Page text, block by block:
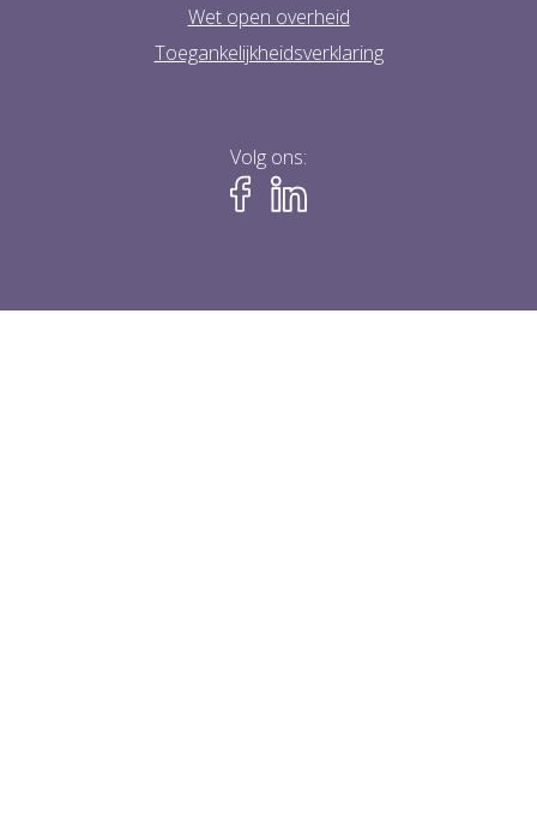
Wet open overheid
Toegankelijkheidsverklaring
Volg ons: